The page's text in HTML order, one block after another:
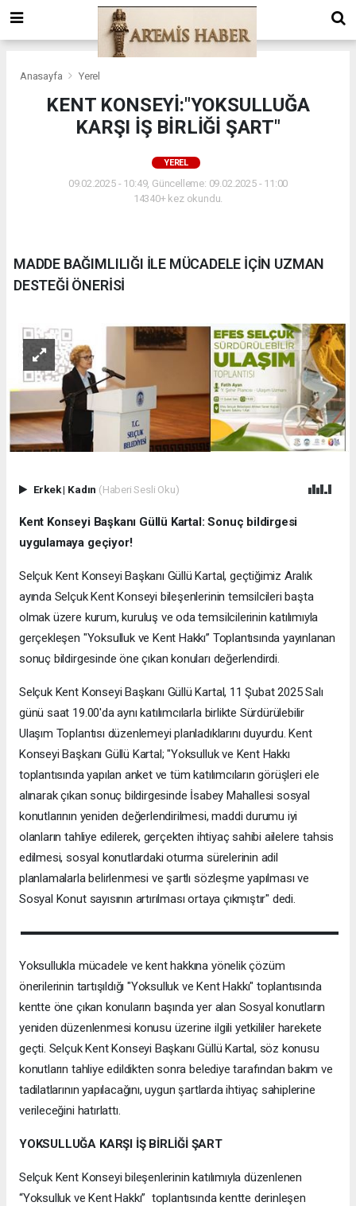
Anasayfa Yerel
KENT KONSEYİ:"YOKSULLUĞA
KARŞI İŞ BİRLİĞİ ŞART"
YEREL
09.02.2025 - 10:49, Güncelleme: 09.02.2025 - 11:00
14340+ kez okundu.
MADDE BAĞIMLILIĞI İLE MÜCADELE İÇİN UZMAN
DESTEĞİ ÖNERİSİ
Erkek| Kadın (Haberi Sesli Oku)
Kent Konseyi Başkanı Güllü Kartal: Sonuç bildirgesi
uygulamaya geçiyor!
Selçuk Kent Konseyi Başkanı Güllü Kartal, geçtiğimiz Aralık
ayında Selçuk Kent Konseyi bileşenlerinin temsilcileri başta
olmak üzere kurum, kuruluş ve oda temsilcilerinin katılımıyla
gerçekleşen "Yoksulluk ve Kent Hakkı” Toplantısında yayınlanan
sonuç bildirgesinde öne çıkan konuları değerlendirdi.
Selçuk Kent Konseyi Başkanı Güllü Kartal, 11 Şubat 2025 Salı
günü saat 19.00'da aynı katılımcılarla birlikte Sürdürülebilir
Ulaşım Toplantısı düzenlemeyi planladıklarını duyurdu. Kent
Konseyi Başkanı Güllü Kartal; "Yoksulluk ve Kent Hakkı
toplantısında yapılan anket ve tüm katılımcıların görüşleri ele
alınarak çıkan sonuç bildirgesinde İsabey Mahallesi sosyal
konutlarının yeniden değerlendirilmesi, maddi durumu iyi
olanların tahliye edilerek, gerçekten ihtiyaç sahibi ailelere tahsis
edilmesi, sosyal konutlardaki oturma sürelerinin adil
planlamalarla belirlenmesi ve şartlı sözleşme yapılması ve
Sosyal Konut sayısının artırılması ortaya çıkmıştır" dedi.
Yoksullukla mücadele ve kent hakkına yönelik çözüm
önerilerinin tartışıldığı "Yoksulluk ve Kent Hakkı" toplantısında
kentte öne çıkan konuların başında yer alan Sosyal konutların
yeniden düzenlenmesi konusu üzerine ilgili yetkililer harekete
geçti. Selçuk Kent Konseyi Başkanı Güllü Kartal, söz konusu
konutların tahliye edildikten sonra belediye tarafından bakım ve
tadilatlarının yapılacağını, uygun şartlarda ihtiyaç sahiplerine
verileceğini hatırlattı.
YOKSULLUĞA KARŞI İŞ BİRLİĞİ ŞART
Selçuk Kent Konseyi bileşenlerinin katılımıyla düzenlenen
“Yoksulluk ve Kent Hakkı” toplantısında kentte derinleşen